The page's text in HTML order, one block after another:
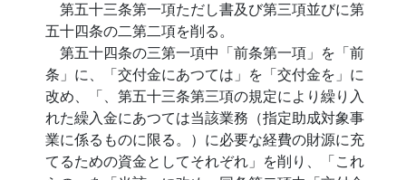
第五十三条第一項ただし書及び第三項並びに第
五十四条の二第二項を削る。
第五十四条の三第一項中「前条第一項」を「前
条」に、「交付金にあつては」を「交付金を」に
改め、「、第五十三条第三項の規定により繰り入
れた繰入金にあつては当該業務（指定助成対象事
業に係るものに限る。）に必要な経費の財源に充
てるための資金としてそれぞれ」を削り、「これ